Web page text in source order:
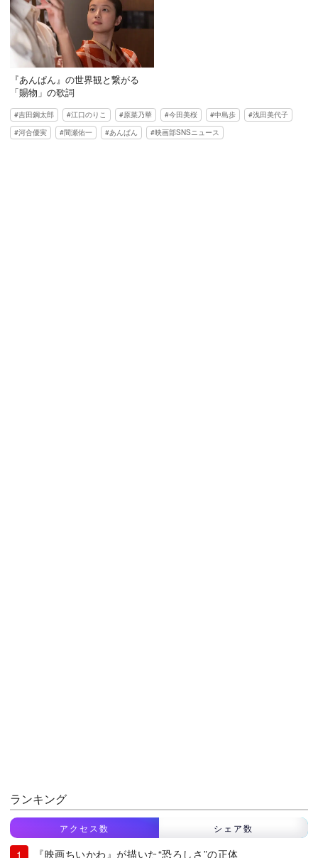
『あんぱん』の世界観と繋がる
「賜物」の歌詞
吉田鋼太郎 江口のりこ 原菜乃華 今田美桜 中島歩
浅田美代子
河合優実
間瀬佑一 あんぱん 映画部SNSニュース
ランキング
アクセス数 シェア数
『映画ちいかわ』が描いた“恐ろしさ”の正体